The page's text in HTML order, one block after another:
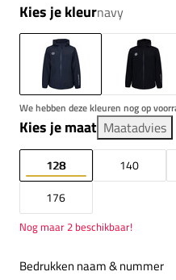
Kies je kleurnavy
We hebben deze kleuren nog op
Kies je maat Maatadvies
128 140
176
Nog maar 2 beschikbaar!
Bedrukken naam & nummer